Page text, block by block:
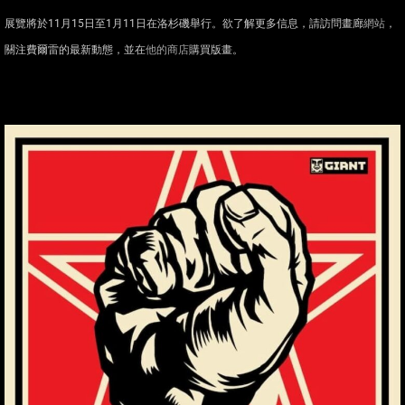
展覽將於11月15日至1月11日在洛杉磯舉行。欲了解更多信息，請訪問畫廊網站 ，
關注費爾雷的最新動態，並在他的商店購買版畫。